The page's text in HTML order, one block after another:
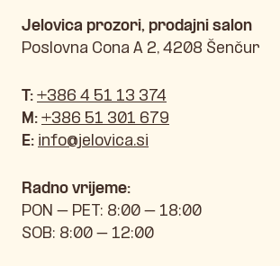
Jelovica prozori, prodajni salon
Poslovna Cona A 2, 4208 Šenčur
T: +386 4 51 13 374
M: +386 51 301 679
E: info@jelovica.si
Radno vrijeme:
PON – PET: 8:00 – 18:00
SOB: 8:00 – 12:00